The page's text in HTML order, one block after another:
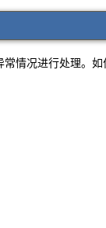
常
况进行处理。